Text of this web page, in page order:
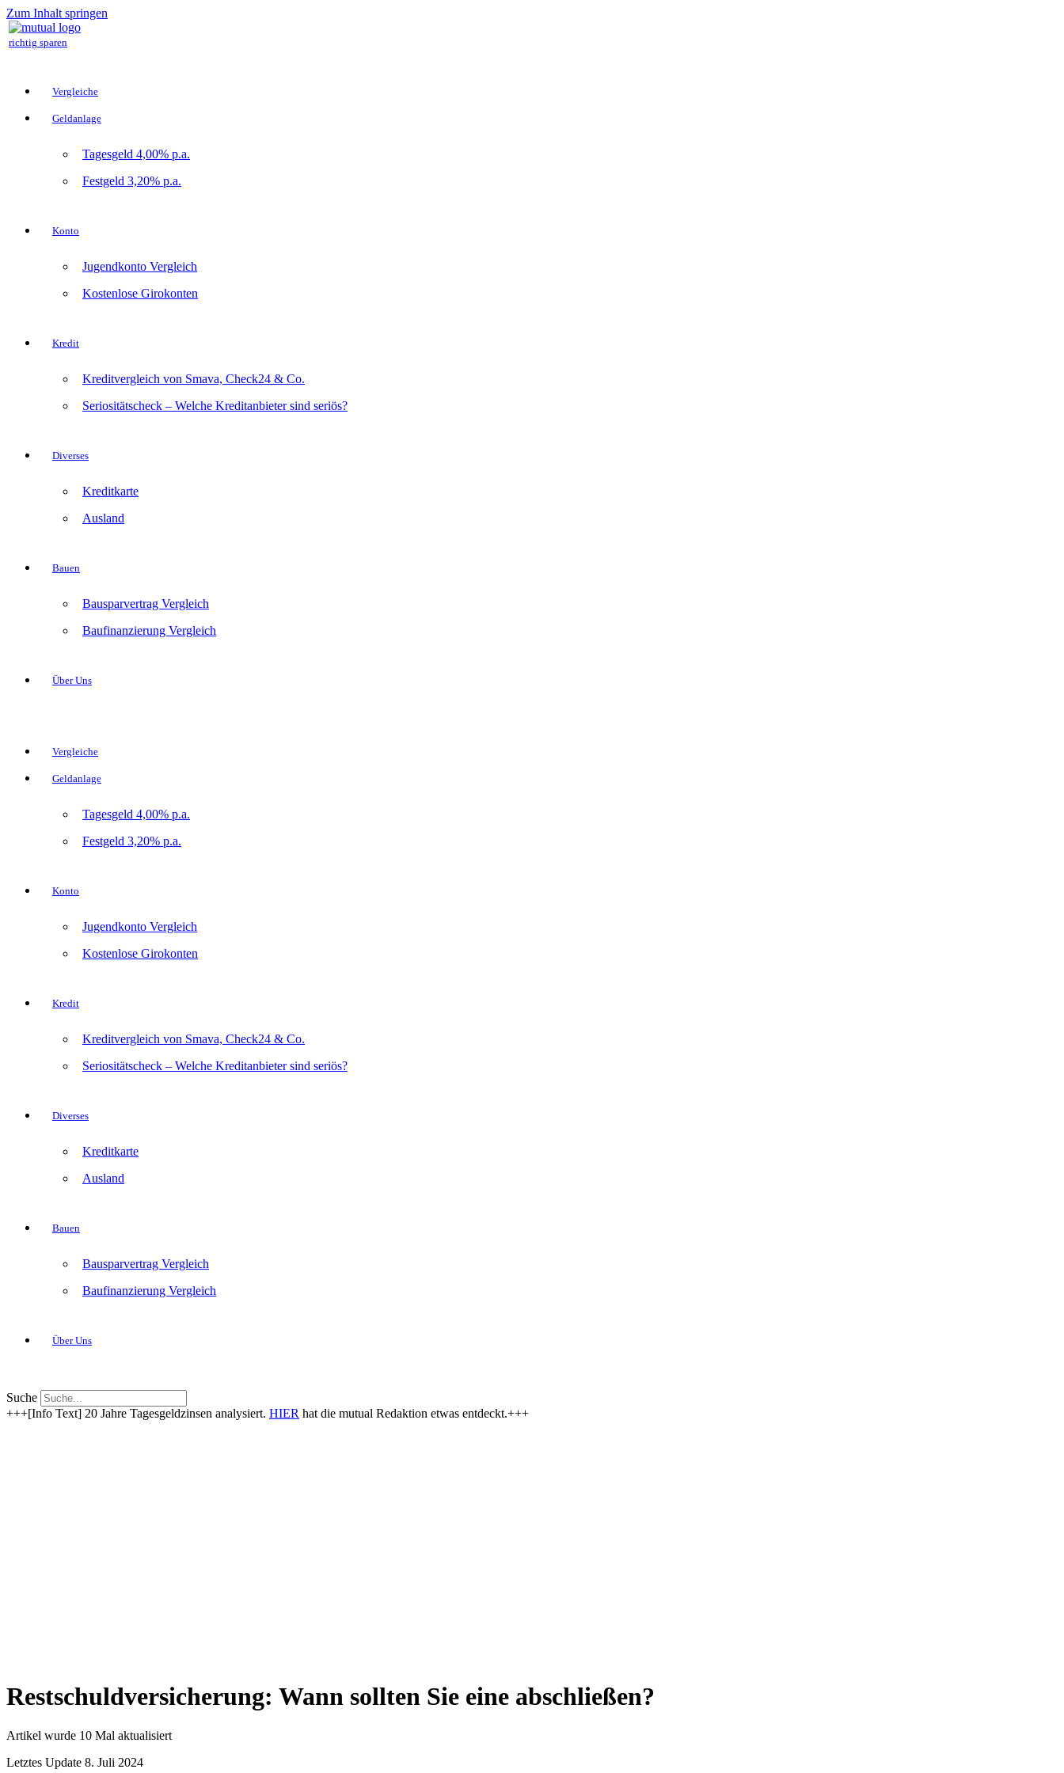
Zum Inhalt springen
richtig sparen
Vergleiche
Geldanlage
Tagesgeld 4,00% p.a.
Festgeld 3,20% p.a.
Konto
Jugendkonto Vergleich
Kostenlose Girokonten
Kredit
Kreditvergleich von Smava, Check24 & Co.
Seriositätscheck – Welche Kreditanbieter sind seriös?
Diverses
Kreditkarte
Ausland
Bauen
Bausparvertrag Vergleich
Baufinanzierung Vergleich
Über Uns
Vergleiche
Geldanlage
Tagesgeld 4,00% p.a.
Festgeld 3,20% p.a.
Konto
Jugendkonto Vergleich
Kostenlose Girokonten
Kredit
Kreditvergleich von Smava, Check24 & Co.
Seriositätscheck – Welche Kreditanbieter sind seriös?
Diverses
Kreditkarte
Ausland
Bauen
Bausparvertrag Vergleich
Baufinanzierung Vergleich
Über Uns
Suche
+++[Info Text] 20 Jahre Tagesgeldzinsen analysiert. HIER hat die mutual Redaktion etwas entdeckt.+++
Restschuldversicherung: Wann sollten Sie eine abschließen?
Artikel wurde 10 Mal aktualisiert
Letztes Update 8. Juli 2024